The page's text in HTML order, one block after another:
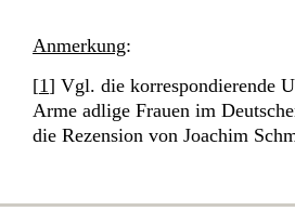
Anmerkung:
[1] Vgl. die korrespondierende
Arme adlige Frauen im
die Rezension von Joachim